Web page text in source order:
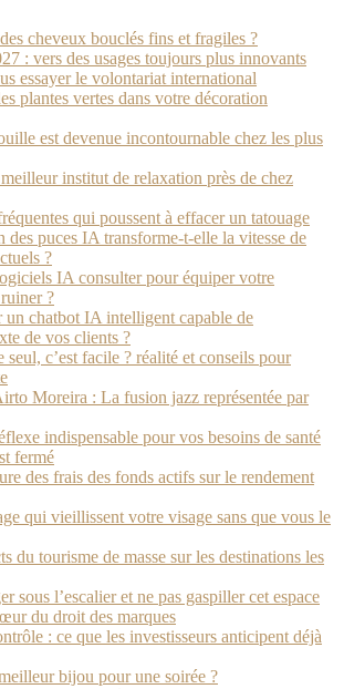
cheveux bouclés fins et fragiles ?
: vers des usages toujours plus innovants
essayer le volontariat international
plantes vertes dans votre décoration
est devenue incontournable chez les plus
institut de relaxation près de chez
qui poussent à effacer un tatouage
des puces IA transforme-t-elle la vitesse de
?
IA consulter pour équiper votre
?
chatbot IA intelligent capable de
de vos clients ?
c’est facile ? réalité et conseils pour
Moreira : La fusion jazz représentée par
indispensable pour vos besoins de santé
fermé
des frais des fonds actifs sur le rendement
qui vieillissent votre visage sans que vous le
du tourisme de masse sur les destinations les
sous l’escalier et ne pas gaspiller cet espace
du droit des marques
: ce que les investisseurs anticipent déjà
bijou pour une soirée ?